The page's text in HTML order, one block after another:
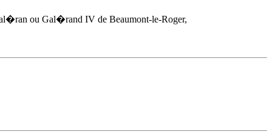
ou Gal�rand IV de Beaumont-le-Roger,